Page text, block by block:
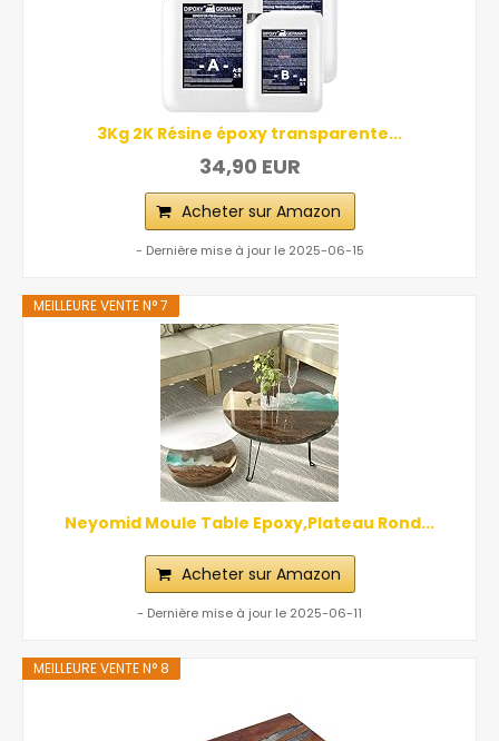
3Kg 2K Résine époxy transparente...
34,90 EUR
Acheter sur Amazon
- Dernière mise à jour le 2025-06-15
MEILLEURE VENTE N° 7
Neyomid Moule Table Epoxy,Plateau Rond...
Acheter sur Amazon
- Dernière mise à jour le 2025-06-11
MEILLEURE VENTE N° 8